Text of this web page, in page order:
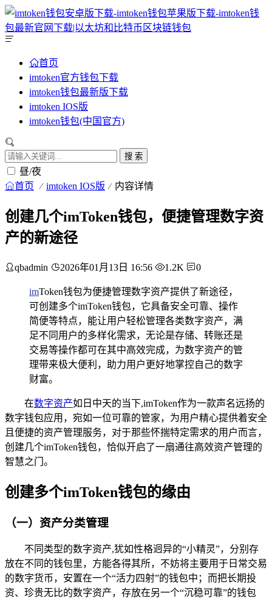
首页
imtoken官方钱包下载
imtoken钱包最新版下载
imtoken IOS版
imtoken钱包(中国官方)
搜 索
昼/夜
首页 imtoken IOS版 内容详情
创建几个imToken钱包，便捷管理数字资
产的新途径
qbadmin 2026年01月13日 16:56 1.2K 0
imToken钱包为便捷管理数字资产提供了新途径，
可创建多个imToken钱包，它具备安全可靠、操作
简便等特点，能让用户轻松管理各类数字资产，满
足不同用户的多样化需求，无论是存储、转账还是
交易等操作都可在其中高效完成，为数字资产的管
理带来极大便利，助力用户更好地掌控自己的数字
财富。
在数字资产如日中天的当下,imToken作为一款声名远扬的
数字钱包应用，宛如一位可靠的管家，为用户精心提供着安全
且便捷的资产管理服务，对于那些怀揣特定需求的用户而言，
创建几个imToken钱包，恰似开启了一扇通往高效资产管理的
智慧之门。
创建多个imToken钱包的缘由
（一）资产分类管理
不同类型的数字资产,犹如性格迥异的“小精灵”，分别存
放在不同的钱包里，方能各得其所，不妨将主要用于日常交易
的数字货币，安置在一个“活力四射”的钱包中；而把长期投
资、珍贵无比的数字资产，存放在另一个“沉稳可靠”的钱包